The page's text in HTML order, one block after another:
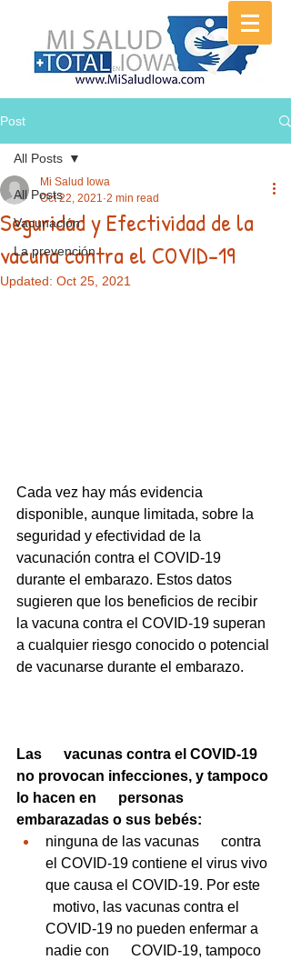
Post
All Posts
Vacunación
La prevención
All Posts
Seguridad y Efectividad de la
vacuna contra el COVID-19
Mi Salud Iowa
Oct 22, 2021 2 min read
Updated: Oct 25, 2021
Cada vez hay más evidencia
disponible, aunque limitada, sobre la
seguridad y efectividad de la
vacunación contra el COVID-19
durante el embarazo. Estos datos
sugieren que los beneficios de recibir
la vacuna contra el COVID-19 superan
a cualquier riesgo conocido o potencial
de vacunarse durante el embarazo.
Las      vacunas contra el COVID-19
no provocan infecciones, y tampoco
lo hacen en      personas
embarazadas o sus bebés:
ninguna de las vacunas      contra
el COVID-19 contiene el virus vivo
que causa el COVID-19. Por este
  motivo, las vacunas contra el
COVID-19 no pueden enfermar a
nadie con      COVID-19, tampoco